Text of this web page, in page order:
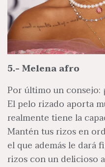
5.- Melena afro
Por último un consejo:
El pelo rizado aporta
realmente tiene la
Mantén tus rizos en
el que además le dará
rizos con un delicioso